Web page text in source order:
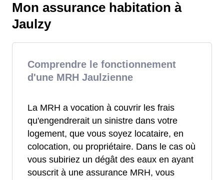
Mon assurance habitation à
Jaulzy
Comprendre le fonctionnement
d'une MRH Jaulzienne
La MRH a vocation à couvrir les frais
qu'engendrerait un sinistre dans votre
logement, que vous soyez locataire, en
colocation, ou propriétaire. Dans le cas où
vous subiriez un dégât des eaux en ayant
souscrit à une assurance MRH, vous